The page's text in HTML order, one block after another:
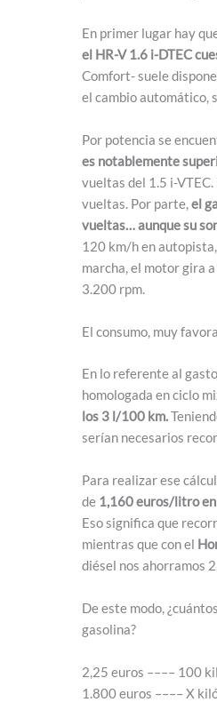
En primer lugar hay
el HR-V 1.6 i-DTEC
Comfort- suele
el cambio automático,
Por potencia se
es notablemente
vueltas del 1.5 i-
vueltas. Por parte,el
vueltas… aunque su
120 km/h en
marcha, el motor gira
3.200 rpm.
El consumo, muy
En lo referente al
homologada en ciclo
los 3 l/100 km.
serían necesarios
Para realizar ese
de 1,160 euros/litro en
Eso significa que
mientras que con el
diésel nos ahorramos
De este modo,
gasolina?
2,25 euros –––– 100
1.800 euros –––– X